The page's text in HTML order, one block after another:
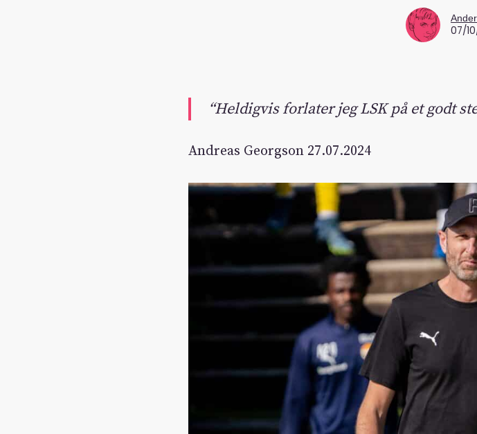
07/
“Heldigvis forlater jeg LSK på et godt
Andreas Georgson 27.07.2024